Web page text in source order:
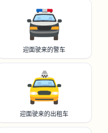
🚔️
迎面驶来的警车
🚖
迎面驶来的出租车